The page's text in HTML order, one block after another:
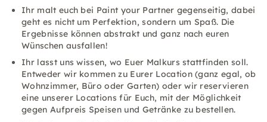
Ihr malt euch bei Paint your Partner gegenseitig, dabei
geht es nicht um Perfektion, sondern um Spaß. Die
Ergebnisse können abstrakt und ganz nach euren
Wünschen ausfallen!
Ihr lasst uns wissen, wo Euer Malkurs stattfinden soll.
Entweder wir kommen zu Eurer Location (ganz egal, ob
Wohnzimmer, Büro oder Garten) oder wir reservieren
eine unserer Locations für Euch, mit der Möglichkeit
gegen Aufpreis Speisen und Getränke zu bestellen.